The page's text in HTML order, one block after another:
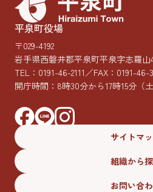
平泉町役場
〒029-4192
岩手県西磐井郡平泉町平泉字志羅山
TEL： 0191-46-2111／FAX：0191-46-
開庁時間：8時30分から17時15分 （
サイトマ
組織から
お問い合